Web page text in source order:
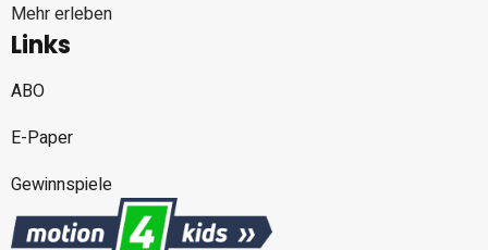
Mehr erleben
Links
ABO
E-Paper
Gewinnspiele